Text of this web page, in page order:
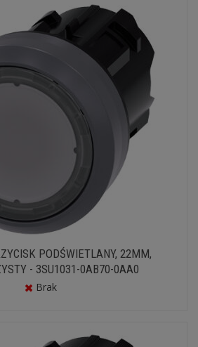
PODŚWIETLANY, 22MM,
- 3SU1031-0AB70-0AA0
Brak